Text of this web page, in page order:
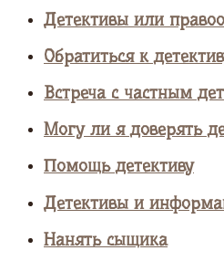
Детективы или
Обратиться к
Встреча с частным
Могу ли я доверять
Помощь детективу
Детективы и
Нанять сыщика